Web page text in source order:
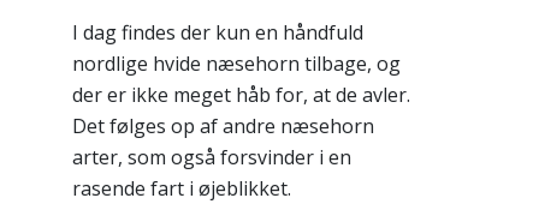
I dag findes der kun en håndfuld
nordlige hvide næsehorn tilbage, og
der er ikke meget håb for, at de avler.
Det følges op af andre næsehorn
arter, som også forsvinder i en
rasende fart i øjeblikket.